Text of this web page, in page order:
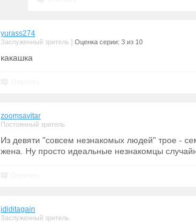
yurass274
Заслуженный зритель Оценка серии: 3 из 10
какашка
zoomsavitar
Постоянный зритель
Из девяти "совсем незнакомых людей" трое -
жена. Ну просто идеальные незнакомцы
ididitagain
Заслуженный зритель